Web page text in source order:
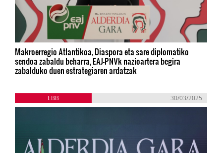
Makroerregio Atlantikoa, Diaspora eta sare diplomatiko
sendoa zabaldu beharra, EAJ-PNVk nazioartera begira
zabalduko duen estrategiaren ardatzak
EBB 30/03/2025